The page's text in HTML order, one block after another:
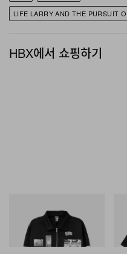
LIFE LARRY AND THE PURSUIT
HBX에서 쇼핑하기
Billionaire Boys Club X Initial
D Cotton Jacket
쇼핑하기
D
쇼